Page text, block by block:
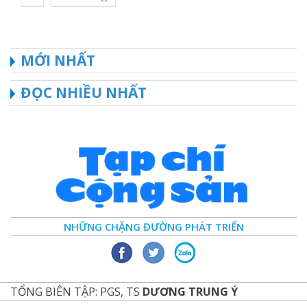
MỚI NHẤT
ĐỌC NHIỀU NHẤT
NHỮNG CHẶNG ĐƯỜNG PHÁT TRIỂN
TỔNG BIÊN TẬP: PGS, TS DƯƠNG TRUNG Ý